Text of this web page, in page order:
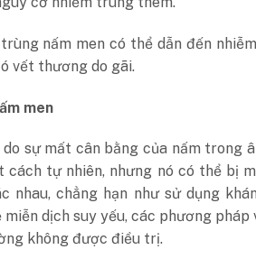
nấm men có thể dẫn đến
vết thương do gãi.
men
sự mất cân bằng của nấm trong
cách tự nhiên, nhưng nó có thể bị
nhau, chẳng hạn như sử dụng
dịch suy yếu, các phương pháp
không được điều trị.